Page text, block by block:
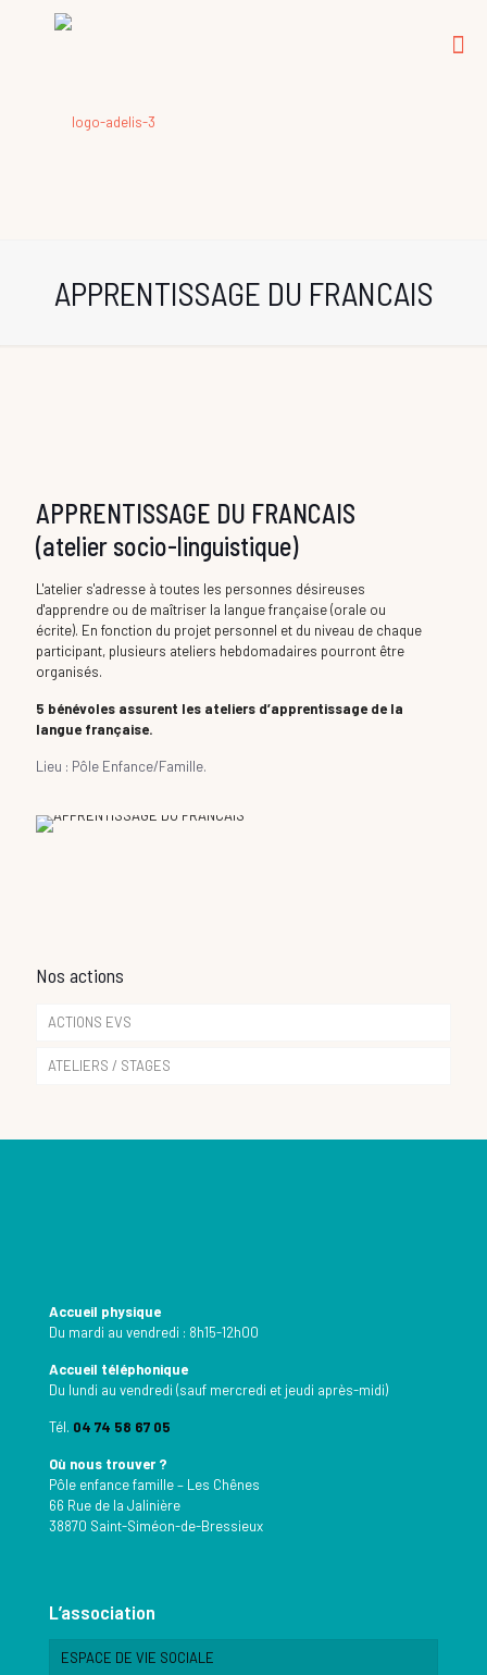
APPRENTISSAGE DU FRANCAIS
APPRENTISSAGE DU FRANCAIS
(atelier socio-linguistique)
L'atelier s'adresse à toutes les personnes désireuses
d'apprendre ou de maîtriser la langue française (orale ou
écrite). En fonction du projet personnel et du niveau de chaque
participant, plusieurs ateliers hebdomadaires pourront être
organisés.
5 bénévoles assurent les ateliers d’apprentissage de la
langue française.
Lieu : Pôle Enfance/Famille.
Nos actions
ACTIONS EVS
ATELIERS / STAGES
Accueil physique
Du mardi au vendredi : 8h15-12h00
Accueil téléphonique
Du lundi au vendredi (sauf mercredi et jeudi après-midi)
Tél. 04 74 58 67 05
Où nous trouver ?
Pôle enfance famille – Les Chênes
66 Rue de la Jalinière
38870 Saint-Siméon-de-Bressieux
L’association
ESPACE DE VIE SOCIALE